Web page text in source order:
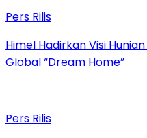
Pers Rilis
Himel Hadirkan Visi
Global “Dream Home”
Pers Rilis